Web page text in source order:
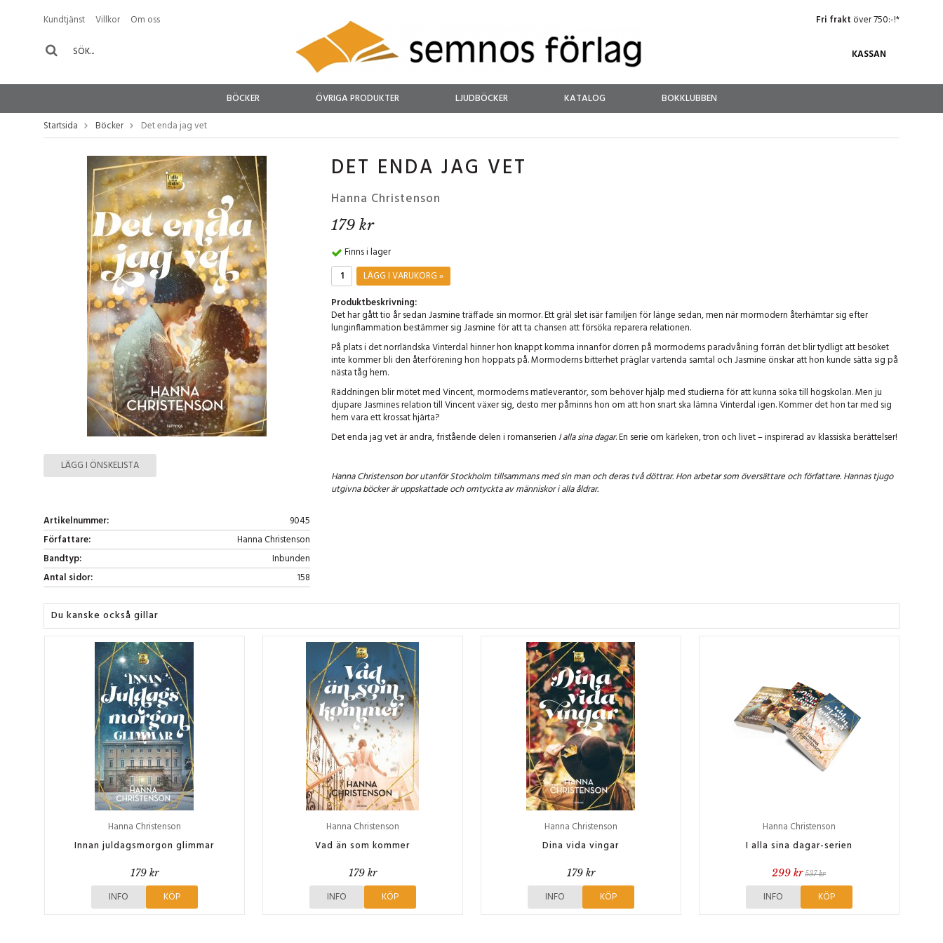
Kundtjänst Villkor Om oss Fri frakt över 750:-!*
KASSAN
BÖCKER ÖVRIGA PRODUKTER LJUDBÖCKER KATALOG
BOKKLUBBEN
Startsida
Böcker Det enda jag vet
LÄGG I ÖNSKELISTA
Artikelnummer:
9045
Författare:
Hanna Christenson
Bandtyp:
Inbunden
Antal sidor:
158
DET ENDA JAG VET
Hanna Christenson
179 kr
Finns i lager
LÄGG I VARUKORG »
Produktbeskrivning:
Det har gått tio år sedan Jasmine träffade sin mormor. Ett gräl slet isär familjen för länge sedan, men när mormodern återhämtar sig efter
lunginflammation bestämmer sig Jasmine för att ta chansen att försöka reparera relationen.
På plats i det norrländska Vinterdal hinner hon knappt komma innanför dörren på mormoderns paradvåning förrän det blir tydligt att besöket
inte kommer bli den återförening hon hoppats på. Mormoderns bitterhet präglar vartenda samtal och Jasmine önskar att hon kunde sätta sig på
nästa tåg hem.
Räddningen blir mötet med Vincent, mormoderns matleverantör, som behöver hjälp med studierna för att kunna söka till högskolan. Men ju
djupare Jasmines relation till Vincent växer sig, desto mer påminns hon om att hon snart ska lämna Vinterdal igen. Kommer det hon tar med sig
hem vara ett krossat hjärta?
Det enda jag vet är andra, fristående delen i romanserien I alla sina dagar. En serie om kärleken, tron och livet – inspirerad av klassiska berättelser!
Hanna Christenson bor utanför Stockholm tillsammans med sin man och deras två döttrar. Hon arbetar som översättare och författare. Hannas tjugo
utgivna böcker är uppskattade och omtyckta av människor i alla åldrar.
Du kanske också gillar
Hanna Christenson
Innan juldagsmorgon glimmar
179 kr
INFO KÖP
Hanna Christenson
Vad än som kommer
179 kr
INFO KÖP
Hanna Christenson
Dina vida vingar
179 kr
INFO KÖP
Hanna Christenson
I alla sina dagar-serien
299 kr 537 kr
INFO KÖP